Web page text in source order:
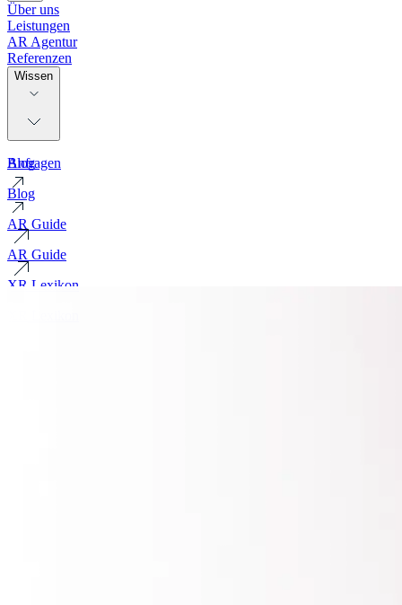
Über uns
Leistungen
AR Agentur
Referenzen
Wissen
Blog
Blog
AR Guide
AR Guide
XR Lexikon
Anfragen